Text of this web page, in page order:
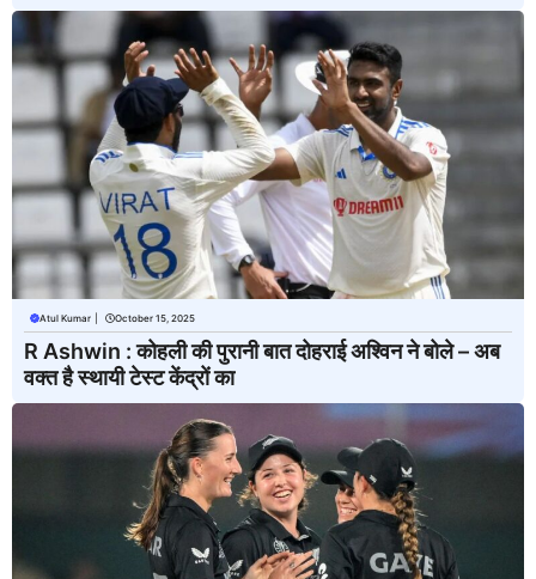
Atul Kumar October 15, 2025
R Ashwin : कोहली की पुरानी बात दोहराई अश्विन ने बोले – अब
वक्त है स्थायी टेस्ट केंद्रों का